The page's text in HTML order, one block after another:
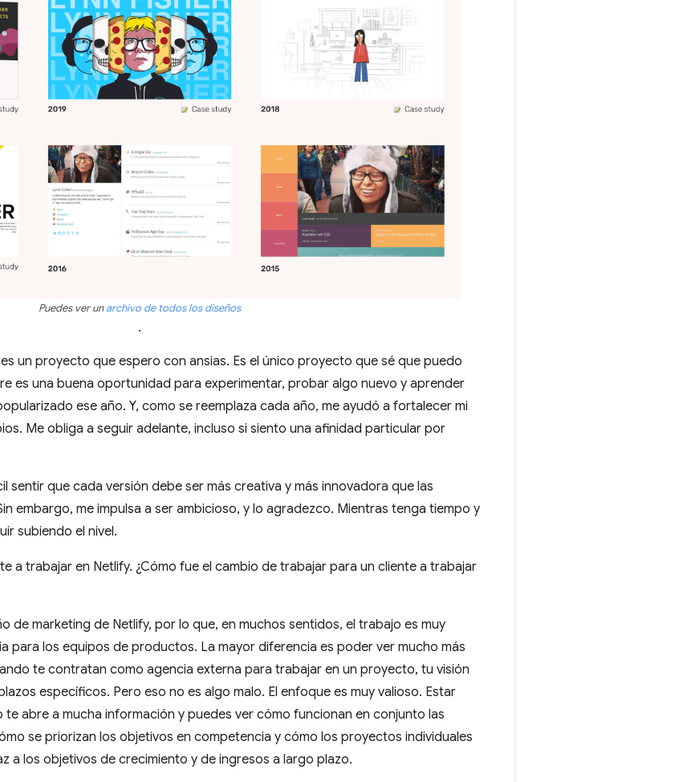
Puedes ver unarchivo de todos los diseños
.
un proyecto que espero con ansias. Es el único proyecto que sé que puedo
es una buena oportunidad para experimentar, probar algo nuevo y aprender
ese año. Y, como se reemplaza cada año, me ayudó a fortalecer mi
Me obliga a seguir adelante, incluso si siento una afinidad particular por
sentir que cada versión debe ser más creativa y más innovadora que las
embargo, me impulsa a ser ambicioso, y lo agradezco. Mientras tenga tiempo y
subiendo el nivel.
a trabajar en Netlify. ¿Cómo fue el cambio de trabajar para un cliente a trabajar
de marketing de Netlify, por lo que, en muchos sentidos, el trabajo es muy
para los equipos de productos. La mayor diferencia es poder ver mucho más
te contratan como agencia externa para trabajar en un proyecto, tu visión
específicos. Pero eso no es algo malo. El enfoque es muy valioso. Estar
abre a mucha información y puedes ver cómo funcionan en conjunto las
se priorizan los objetivos en competencia y cómo los proyectos individuales
a los objetivos de crecimiento y de ingresos a largo plazo.